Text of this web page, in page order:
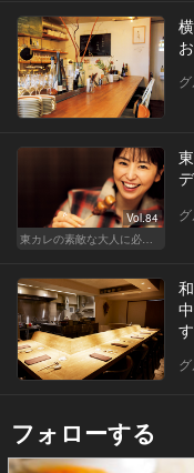
Vol.84
す
フォローする